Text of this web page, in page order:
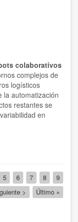
colaborativos
complejos de
logísticos
la automatización
restantes se
en
Página
5 Página
6 Página
7 Página
8 Página
9
>
Última
página
Último »